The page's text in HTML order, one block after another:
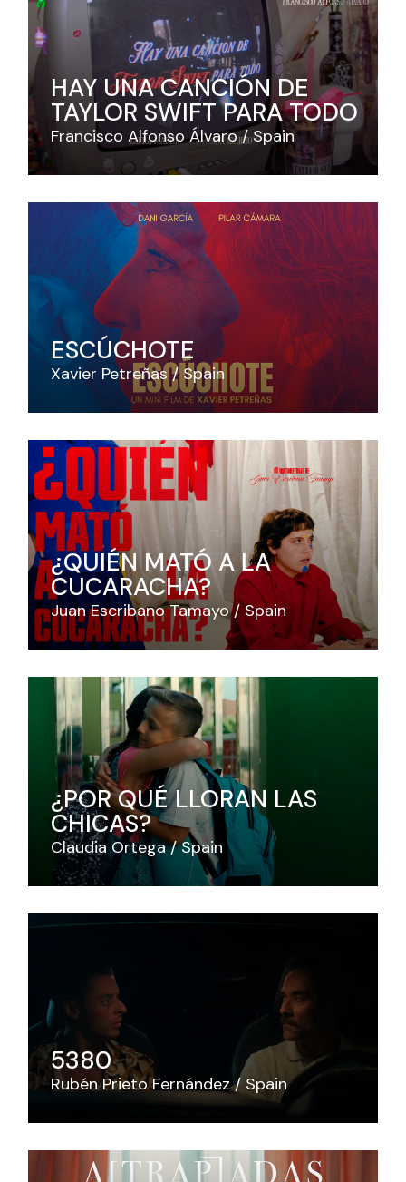
HAY UNA CANCIÓN DE
TAYLOR SWIFT PARA TODO
Francisco Alfonso Álvaro Spain
ESCÚCHOTE
Xavier Petreñas Spain
¿QUIÉN MATÓ A LA
CUCARACHA?
Juan Escribano Tamayo Spain
¿POR QUÉ LLORAN LAS
CHICAS?
Claudia Ortega Spain
5380
Rubén Prieto Fernández Spain